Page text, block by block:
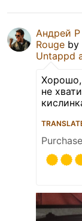
Андрей Р
Rouge by
Untappd
Хорошо,
не